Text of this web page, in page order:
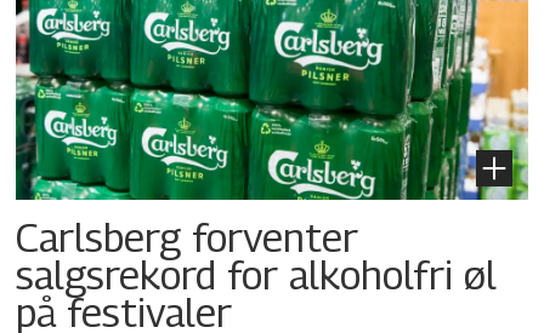
Carlsberg forventer
salgsrekord for alkoholfri øl
på festivaler